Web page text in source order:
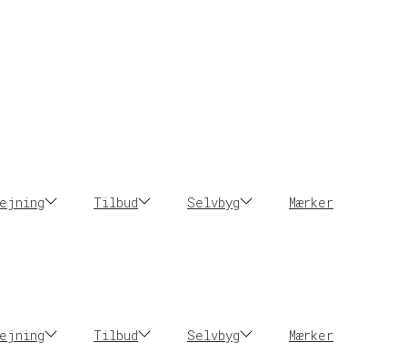
Tilbud Selvbyg Mærker
Tilbud Selvbyg Mærker